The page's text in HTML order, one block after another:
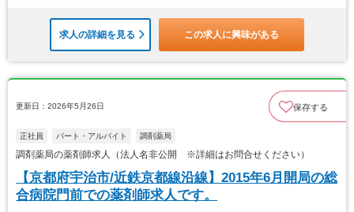
求人の詳細を見る この求人に興味がある
更新日：2026年5月26日 保存する
正社員 パート・アルバイト 調剤薬局
調剤薬局の薬剤師求人（法人名非公開 ※詳細はお問合せください）
【京都府宇治市/近鉄京都線沿線】2015年6月開局の総
合病院門前での薬剤師求人です。